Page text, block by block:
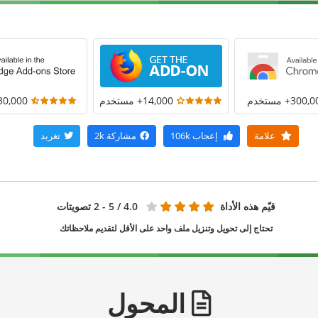
مستخدم 14,000+ مستخدم 30,000+
علامة إعجاب مشاركة 2k تغريد
قيّم هذه الأداة 4.0 / 5 - 2 تصويتات
تحتاج إلى تحويل وتنزيل ملف واحد على الأقل لتقديم ملاحظاتك
المحول